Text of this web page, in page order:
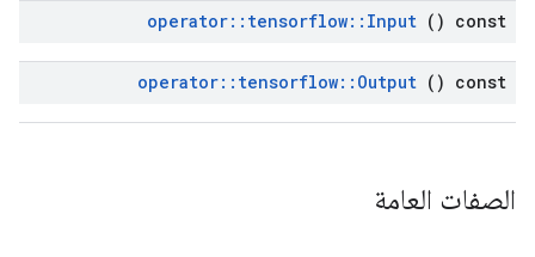
operator:: tensorflow:: Input () const
operator:: tensorflow:: Output () const
الصفات العامة